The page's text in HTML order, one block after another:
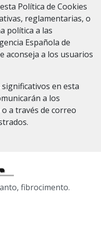
Política de Cookies
reglamentarias, o
política a las
Española de
aconseja a los usuarios
en esta
a los
a través de correo
fibrocimento.